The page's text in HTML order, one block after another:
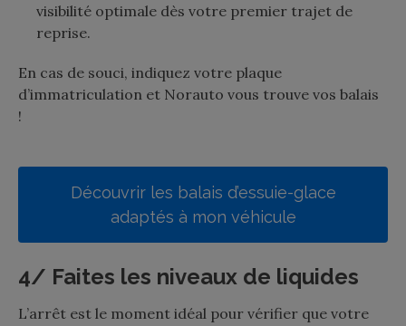
visibilité optimale dès votre premier trajet de
reprise.
En cas de souci, indiquez votre plaque
d’immatriculation et Norauto vous trouve vos balais
!
Découvrir les balais d’essuie-glace
adaptés à mon véhicule
4/ Faites les niveaux de liquides
L’arrêt est le moment idéal pour vérifier que votre